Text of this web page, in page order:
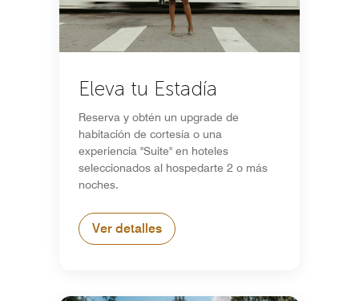
Eleva tu Estadía
Reserva y obtén un upgrade de
habitación de cortesía o una
experiencia "Suite" en hoteles
seleccionados al hospedarte 2 o más
noches.
Ver detalles